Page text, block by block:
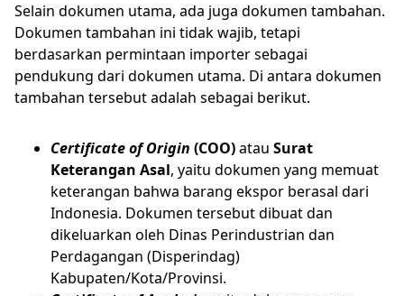
Selain dokumen utama, ada juga dokumen tambahan.
Dokumen tambahan ini tidak wajib, tetapi
berdasarkan permintaan importer sebagai
pendukung dari dokumen utama. Di antara dokumen
tambahan tersebut adalah sebagai berikut.
Certificate of Origin (COO)atau Surat
Keterangan Asal, yaitu dokumen yang memuat
keterangan bahwa barang ekspor berasal dari
Indonesia. Dokumen tersebut dibuat dan
dikeluarkan oleh Dinas Perindustrian dan
Perdagangan (Disperindag)
Kabupaten/Kota/Provinsi.